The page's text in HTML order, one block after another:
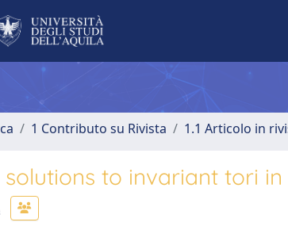
1 Contributo su Rivista 1.1 Articolo in
to invariant tori